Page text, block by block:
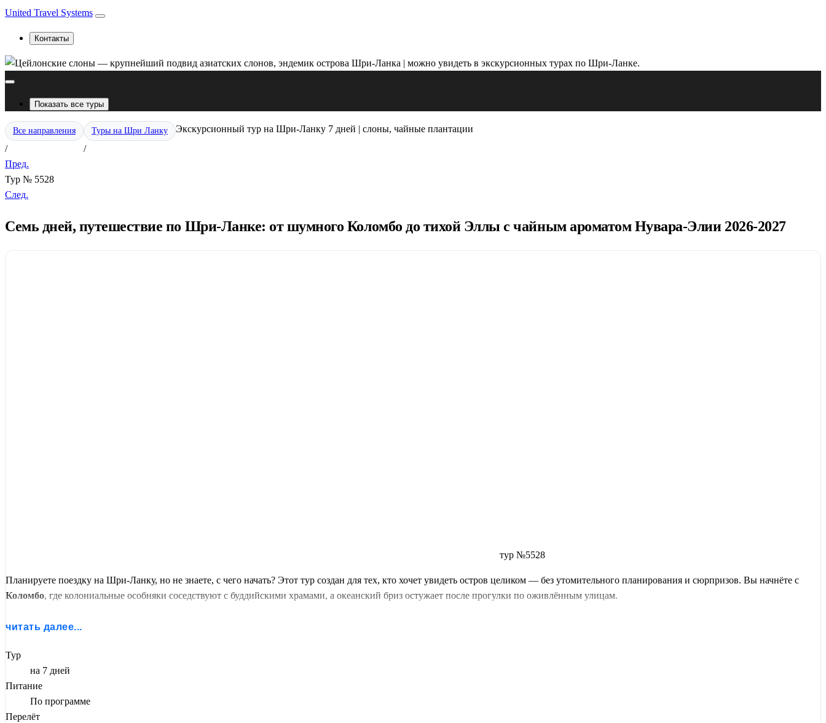
United Travel Systems
Контакты
Показать все туры
Все направления
/
Туры на Шри Ланку
/
Экскурсионный тур на Шри-Ланку 7 дней | слоны, чайные плантации
Пред.
Тур № 5528
След.
Семь дней, путешествие по Шри-Ланке: от шумного Коломбо до тихой Эллы с чайным ароматом Нувара-Элии 2026-2027
тур №5528
Планируете поездку на Шри-Ланку, но не знаете, с чего начать? Этот тур создан для тех, кто хочет увидеть остров целиком — без утомительного планирования и сюрпризов. Вы начнёте с
Коломбо, где колониальные особняки соседствуют с буддийскими храмами, а океанский бриз остужает после прогулки по оживлённым улицам.
Древние столицы
войдёте в храм, где хранится зуб Будды — святыня, ради которой паломники пересекают океан. А чайные поля
после себя чувство, что вы побывали в двух странах за раз.
Завершится тур в
читать далее...
Тур
на 7 дней
Питание
По программе
Перелёт